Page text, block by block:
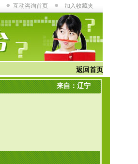
加入收藏夹
互动咨询首页
返回首页
来自：辽宁